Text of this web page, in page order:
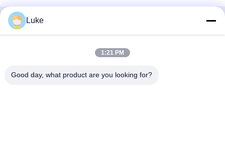
Schnelle Kontaktaufnahme
Park, Shunde District, Foshan 528000, Provinz Guangdong,
Luke
1:21 PM
Good day, what product are you looking for?